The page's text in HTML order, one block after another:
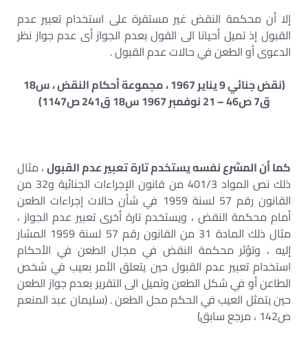
إلا أن محكمة النقض غير مستقرة على استخدام تعبير عدم
القبول إذ تميل أحيانا الى القول بعدم الجواز أى عدم جواز نظر
الدعوى أو الطعن في حالات عدم القبول .
(نقض جنائي 9 يناير 1967 ، مجموعة أحكام النقض ، س18
ق7 ص46 – 21 نوفمبر 1967 س18 ق241 ص1147)
كما أن المشرع نفسه يستخدم تارة تعبير عدم القبول، مثال
ذلك نص المواد 401/3 من قانون الإجراءات الجنائية و32 من
القانون رقم 57 لسنة 1959 في شأن حالات إجراءات الطعن
أمام محكمة النقض ، ويستخدم تارة أخرى تعبير عدم الجواز ،
مثال ذلك المادة 31 من القانون رقم 57 لسنة 1959 المشار
إليه ، وتؤثر محكمة النقض في مجال الطعن في الأحكام
استخدام تعبير عدم القبول حين يتعلق الأمر بعيب في شخص
الطاعن أو في شكل الطعن وتميل الى التقرير بعدم جواز الطعن
حين يتمثل العيب في الحكم محل الطعن . (سليمان عبد المنعم
ص142 ، مرجع سابق)